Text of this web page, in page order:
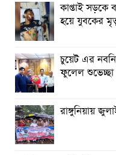
রাঙ্গুনিয়ায় জুলাই
পার্বতীপুরে জুলাই
আত্রাইয়ে যথাযোগ্য
কাপ্তাই সড়কে
হয়ে যুবকের
চুয়েট এর
ফুলেল শুভেচ্ছা
রাঙ্গুনিয়ায়